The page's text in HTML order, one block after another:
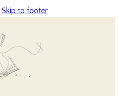
Skip to footer